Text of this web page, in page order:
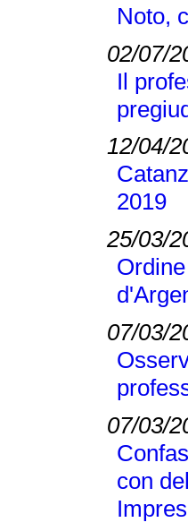
Noto,
02/07/
Il
12/04/
2019
25/03/
07/03/
07/03/
con